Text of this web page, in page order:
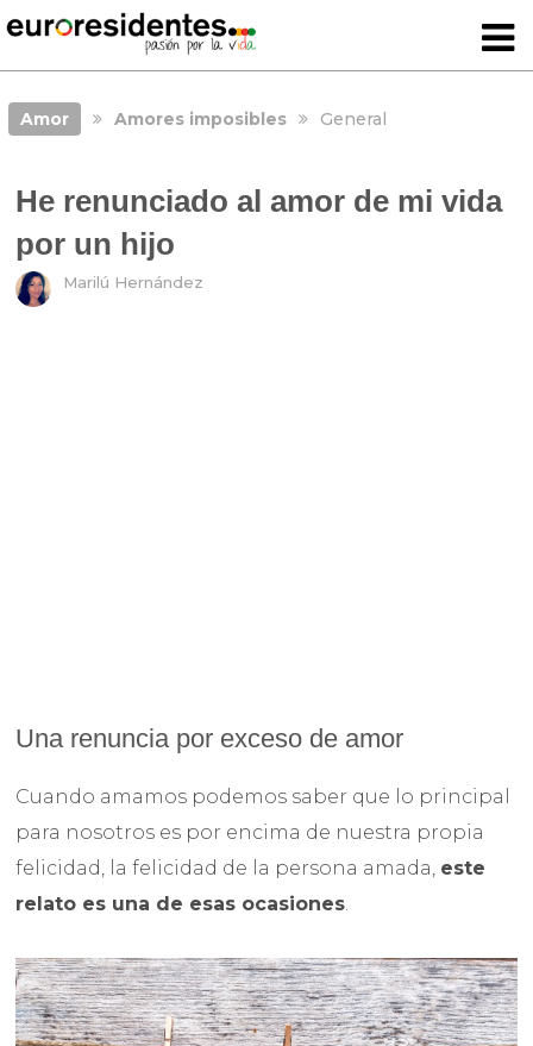
Amor Amores imposibles General
He renunciado al amor de mi vida
por un hijo
Marilú Hernández
Una renuncia por exceso de amor
Cuando amamos podemos saber que lo principal
para nosotros es por encima de nuestra propia
felicidad, la felicidad de la persona amada, este
relato es una de esas ocasiones.